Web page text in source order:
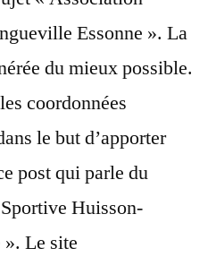
Essonne ». La
du mieux possible.
coordonnées
le but d’apporter
post qui parle du
Huisson-
Le site